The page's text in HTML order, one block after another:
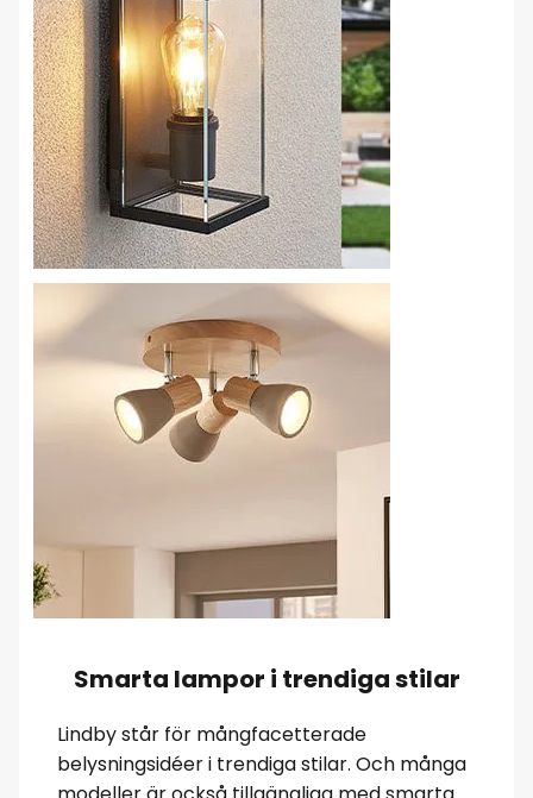
Smarta lampor i trendiga stilar
Lindby står för mångfacetterade
belysningsidéer i trendiga stilar. Och många